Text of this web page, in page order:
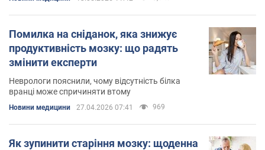
Помилка на сніданок, яка знижує
продуктивність мозку: що радять
змінити експерти
Неврологи пояснили, чому відсутність білка
вранці може спричиняти втому
Новини медицини 27.04.2026 07:41 969
Як зупинити старіння мозку: щоденна